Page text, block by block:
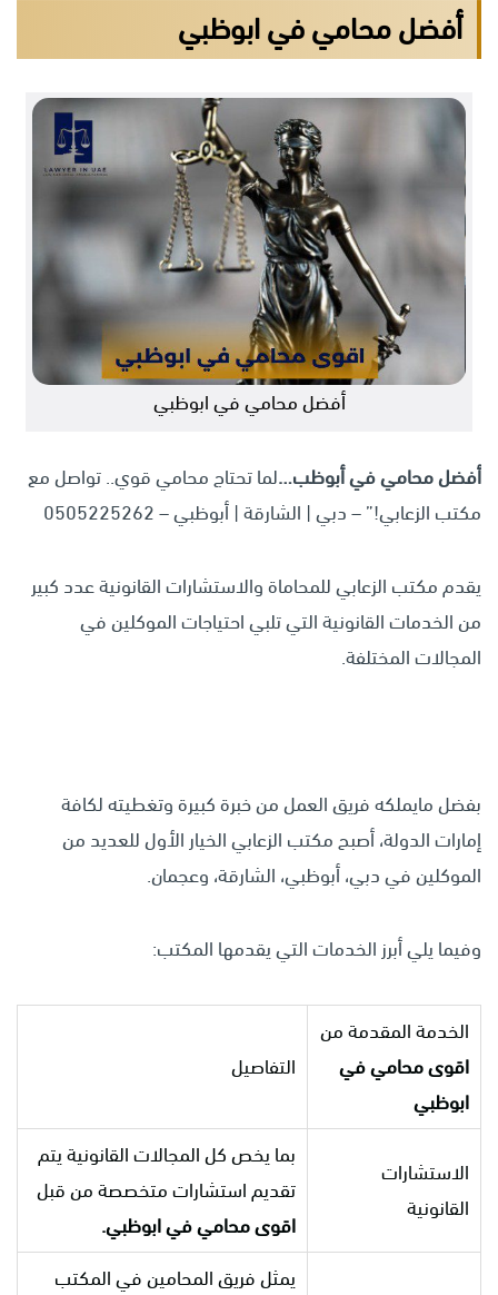
أفضل محامي في ابوظبي
أفضل محامي في ابوظبي
أفضل محامي في أبوظب…لما تحتاج محامي قوي.. تواصل مع
مكتب الزعابي!” – دبي | الشارقة | أبوظبي – 0505225262
يقدم مكتب الزعابي للمحاماة والاستشارات القانونية عدد كبير
من الخدمات القانونية التي تلبي احتياجات الموكلين في
المجالات المختلفة.
بفضل مايملكه فريق العمل من خبرة كبيرة وتغطيته لكافة
إمارات الدولة، أصبح مكتب الزعابي الخيار الأول للعديد من
الموكلين في دبي، أبوظبي، الشارقة، وعجمان.
وفيما يلي أبرز الخدمات التي يقدمها المكتب:
الخدمة المقدمة من
اقوى محامي في
ابوظبي
التفاصيل
الاستشارات
القانونية
بما يخص كل المجالات القانونية يتم
تقديم استشارات متخصصة من قبل
اقوى محامي في ابوظبي.
يمثل فريق المحامين في المكتب